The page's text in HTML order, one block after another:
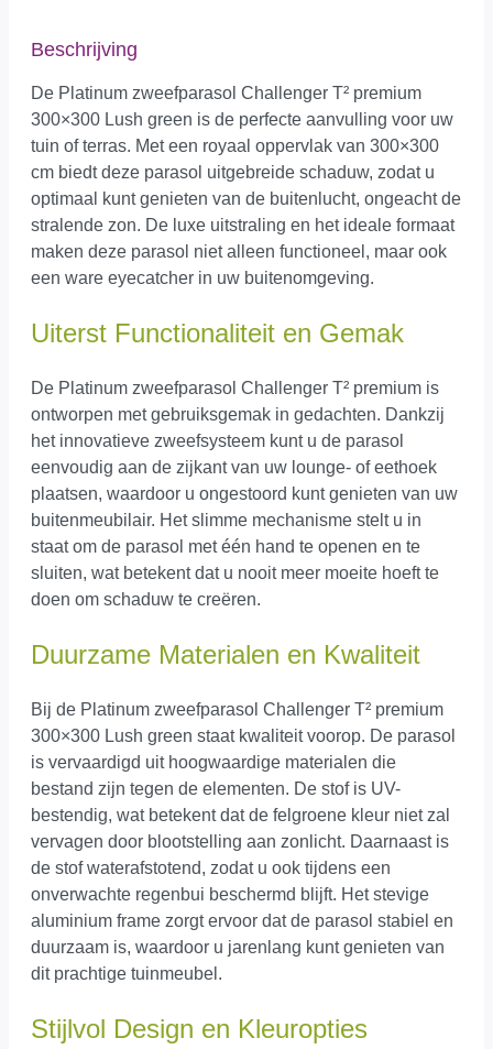
Beschrijving
De Platinum zweefparasol Challenger T² premium
300×300 Lush green is de perfecte aanvulling voor uw
tuin of terras. Met een royaal oppervlak van 300×300
cm biedt deze parasol uitgebreide schaduw, zodat u
optimaal kunt genieten van de buitenlucht, ongeacht de
stralende zon. De luxe uitstraling en het ideale formaat
maken deze parasol niet alleen functioneel, maar ook
een ware eyecatcher in uw buitenomgeving.
Uiterst Functionaliteit en Gemak
De Platinum zweefparasol Challenger T² premium is
ontworpen met gebruiksgemak in gedachten. Dankzij
het innovatieve zweefsysteem kunt u de parasol
eenvoudig aan de zijkant van uw lounge- of eethoek
plaatsen, waardoor u ongestoord kunt genieten van uw
buitenmeubilair. Het slimme mechanisme stelt u in
staat om de parasol met één hand te openen en te
sluiten, wat betekent dat u nooit meer moeite hoeft te
doen om schaduw te creëren.
Duurzame Materialen en Kwaliteit
Bij de Platinum zweefparasol Challenger T² premium
300×300 Lush green staat kwaliteit voorop. De parasol
is vervaardigd uit hoogwaardige materialen die
bestand zijn tegen de elementen. De stof is UV-
bestendig, wat betekent dat de felgroene kleur niet zal
vervagen door blootstelling aan zonlicht. Daarnaast is
de stof waterafstotend, zodat u ook tijdens een
onverwachte regenbui beschermd blijft. Het stevige
aluminium frame zorgt ervoor dat de parasol stabiel en
duurzaam is, waardoor u jarenlang kunt genieten van
dit prachtige tuinmeubel.
Stijlvol Design en Kleuropties